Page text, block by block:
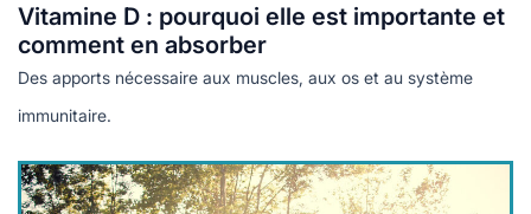
végétariennes
plus de recyclage
durables
naturel
de recyclage
saison
douce
Vitamine D : pourquoi elle est importante et
comment en absorber
Des apports nécessaire aux muscles, aux os et au système
immunitaire.